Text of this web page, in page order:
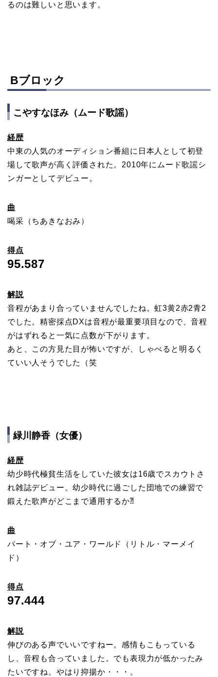
るのは難しいと思います。
Bブロック
こやすなほみ（ムード歌謡）
経歴
中東の人気のオーディション番組に日本人として初登
場して歌声が高く評価された。2010年にムード歌謡シ
ンガーとしてデビュー。
曲
喝采（ちあきなおみ）
得点
95.587
解説
音程があまり合っていませんでしたね。虹3黄2赤2青2
でした。精密採点DXは音程が最重要項目なので、音程
がはずれると一気に点数が下がります。
あと、この方見た目が怖いですが、しゃべると明るく
ていい人そうでした（笑
緑川静香（女優）
経歴
幼少時代極貧生活をしていた彼女は16歳でスカウトさ
れ雑誌デビュー。幼少時代に過ごした団地での練習で
鍛えた歌声がどこまで通用するか⁈
曲
パート・オブ・ユア・ワールド（リトル・マーメイ
ド）
得点
97.444
解説
伸びのある声でいいですねー。感情もこもっている
し、音程も合っていました。でも表現力が低かったみ
たいですね。やはり抑揚か・・・。